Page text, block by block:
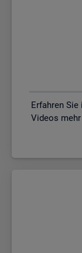
Erfahren
Videos